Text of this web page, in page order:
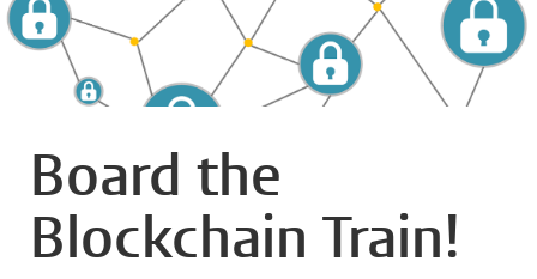
Board the
Blockchain Train!